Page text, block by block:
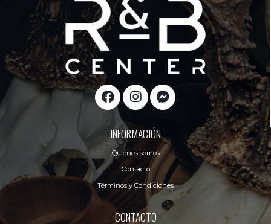
INFORMACIÓN
Quiénes somos
Contacto
Términos y Condiciones
CONTACTO